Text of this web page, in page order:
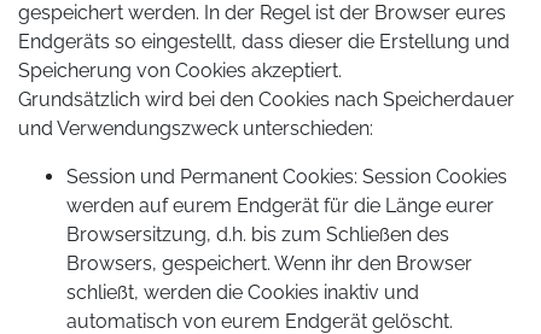
gespeichert werden. In der Regel ist der Browser eures
Endgeräts so eingestellt, dass dieser die Erstellung und
Speicherung von Cookies akzeptiert.
Grundsätzlich wird bei den Cookies nach Speicherdauer
und Verwendungszweck unterschieden:
Session und Permanent Cookies: Session Cookies
werden auf eurem Endgerät für die Länge eurer
Browsersitzung, d.h. bis zum Schließen des
Browsers, gespeichert. Wenn ihr den Browser
schließt, werden die Cookies inaktiv und
automatisch von eurem Endgerät gelöscht.